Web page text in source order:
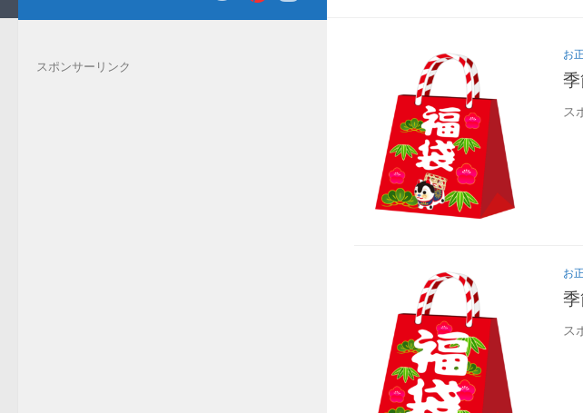
お
ス
お
ス
スポンサーリンク